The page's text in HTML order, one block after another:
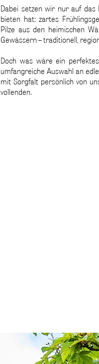
Dabei setzen wir nur auf das
bieten hat: zartes
Pilze aus den heimischen
Gewässern – traditionell,
Doch was wäre ein
umfangreiche Auswahl an
mit Sorgfalt persönlich von
vollenden.